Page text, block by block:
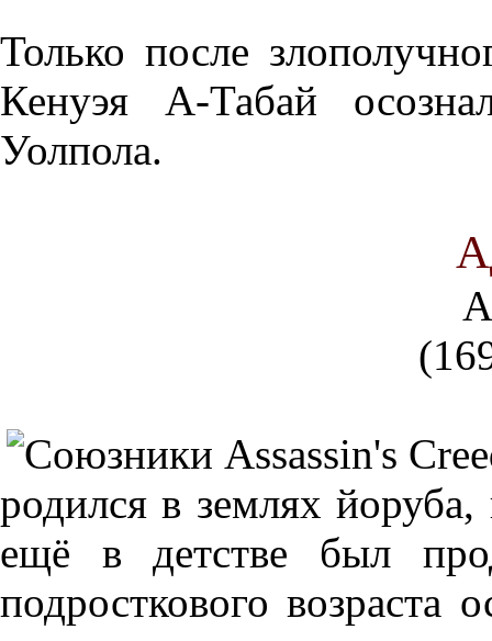
Только после
Кенуэя А-Табай
Уолпола.
родился в землях
ещё в детстве был
подросткового возраста